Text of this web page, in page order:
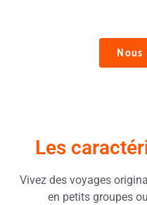
Les
Vivez des voyages
en petits groupes